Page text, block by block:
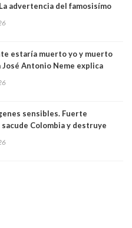
advertencia del famosisímo
a ranita del Pehuenche
estaría muerto yo y muerto
Antonio Neme explica
sensibles. Fuerte
Colombia y destruye
número de víctimas fatales